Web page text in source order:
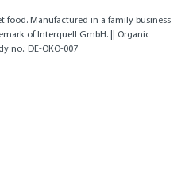
food. Manufactured in a family business
of Interquell GmbH. || Organic
no.: DE-ÖKO-007